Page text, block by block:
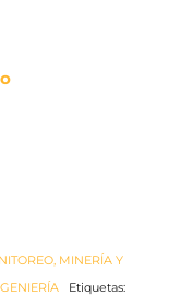
MINERÍA Y
Etiquetas: